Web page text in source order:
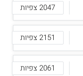
2047 צפיות
2151 צפיות
2061 צפיות